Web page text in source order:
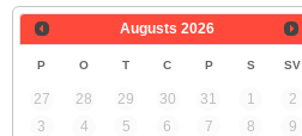
Augusts 2026
P O T C P S SV
27 28 29 30 31 1
2
3
4 5 6 7 8
9